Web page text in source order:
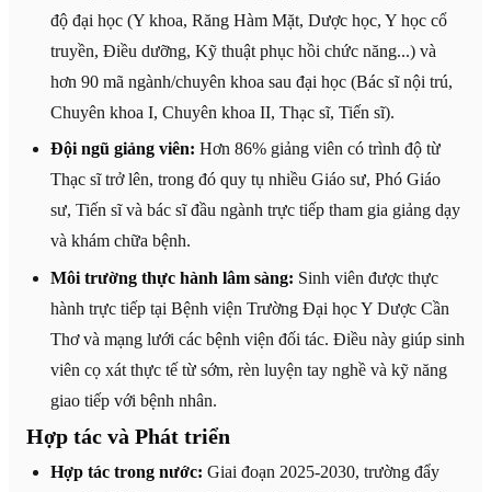
độ đại học (Y khoa, Răng Hàm Mặt, Dược học, Y học cổ
truyền, Điều dưỡng, Kỹ thuật phục hồi chức năng...) và
hơn 90 mã ngành/chuyên khoa sau đại học (Bác sĩ nội trú,
Chuyên khoa I, Chuyên khoa II, Thạc sĩ, Tiến sĩ).
Đội ngũ giảng viên: Hơn 86% giảng viên có trình độ từ
Thạc sĩ trở lên, trong đó quy tụ nhiều Giáo sư, Phó Giáo
sư, Tiến sĩ và bác sĩ đầu ngành trực tiếp tham gia giảng dạy
và khám chữa bệnh.
Môi trường thực hành lâm sàng: Sinh viên được thực
hành trực tiếp tại Bệnh viện Trường Đại học Y Dược Cần
Thơ và mạng lưới các bệnh viện đối tác. Điều này giúp sinh
viên cọ xát thực tế từ sớm, rèn luyện tay nghề và kỹ năng
giao tiếp với bệnh nhân.
Hợp tác và Phát triển
Hợp tác trong nước: Giai đoạn 2025-2030, trường đẩy